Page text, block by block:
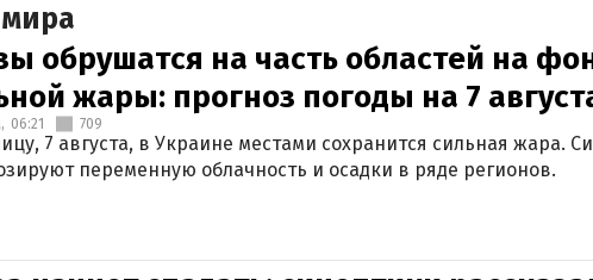
обрушатся на часть областей на
жары: прогноз погоды на 7
06:21 709
7 августа, в Украине местами сохранится сильная жара.
переменную облачность и осадки в ряде регионов.